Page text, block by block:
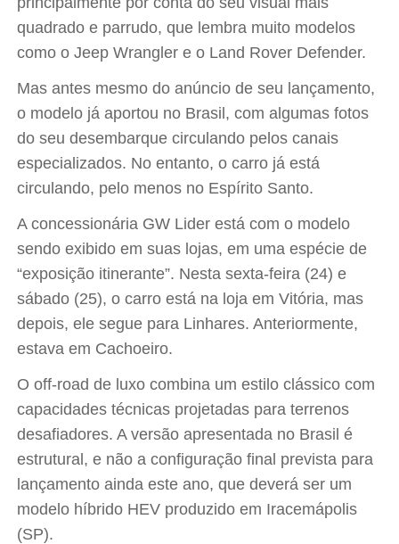
quadrado e parrudo, que lembra muito modelos
como o Jeep Wrangler e o Land Rover Defender.
Mas antes mesmo do anúncio de seu lançamento,
o modelo já aportou no Brasil, com algumas fotos
do seu desembarque circulando pelos canais
especializados. No entanto, o carro já está
circulando, pelo menos no Espírito Santo.
A concessionária GW Lider está com o modelo
sendo exibido em suas lojas, em uma espécie de
“exposição itinerante”. Nesta sexta-feira (24) e
sábado (25), o carro está na loja em Vitória, mas
depois, ele segue para Linhares. Anteriormente,
estava em Cachoeiro.
O off-road de luxo combina um estilo clássico com
capacidades técnicas projetadas para terrenos
desafiadores. A versão apresentada no Brasil é
estrutural, e não a configuração final prevista para
lançamento ainda este ano, que deverá ser um
modelo híbrido HEV produzido em Iracemápolis
(SP).